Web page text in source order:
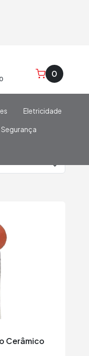
Eletricidade
Segurança
Cerâmico